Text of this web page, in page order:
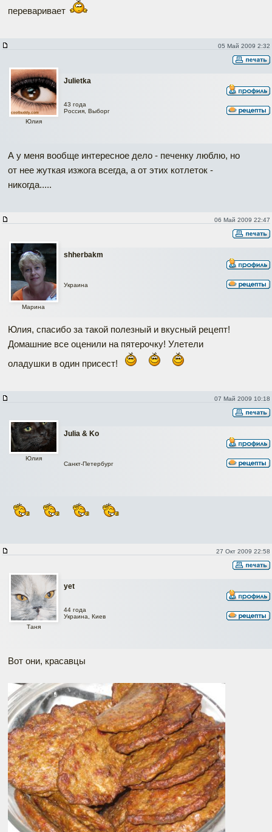
переваривает
05 Май 2009 2:32
Julietka
Юлия
43 года
Россия, Выборг
А у меня вообще интересное дело - печенку люблю, но
от нее жуткая изжога всегда, а от этих котлеток -
никогда.....
06 Май 2009 22:47
shherbakm
Марина
Украина
Юлия, спасибо за такой полезный и вкусный рецепт!
Домашние все оценили на пятерочку! Улетели
оладушки в один присест!
07 Май 2009 10:18
Julia & Ko
Юлия
Санкт-Петербург
27 Окт 2009 22:58
yet
Таня
44 года
Украина, Киев
Вот они, красавцы